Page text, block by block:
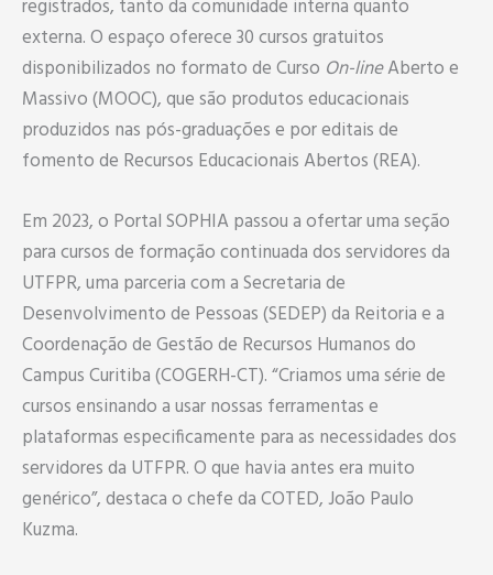
registrados, tanto da comunidade interna quanto
externa. O espaço oferece 30 cursos gratuitos
disponibilizados no formato de Curso On-lineAberto e
Massivo (MOOC), que são produtos educacionais
produzidos nas pós-graduações e por editais de
fomento de Recursos Educacionais Abertos (REA).
Em 2023, o Portal SOPHIA passou a ofertar uma seção
para cursos de formação continuada dos servidores da
UTFPR, uma parceria com a Secretaria de
Desenvolvimento de Pessoas (SEDEP) da Reitoria e a
Coordenação de Gestão de Recursos Humanos do
Campus Curitiba (COGERH-CT). “Criamos uma série de
cursos ensinando a usar nossas ferramentas e
plataformas especificamente para as necessidades dos
servidores da UTFPR. O que havia antes era muito
genérico”, destaca o chefe da COTED, João Paulo
Kuzma.